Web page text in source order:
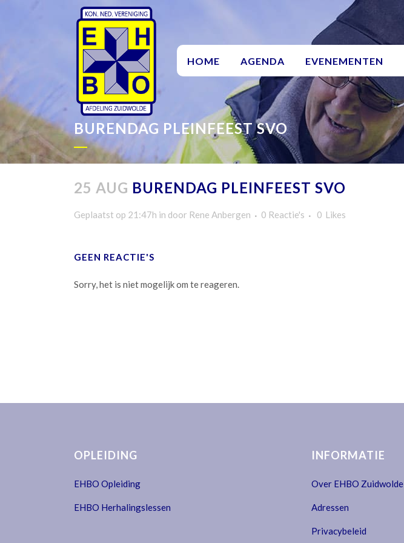
HOME AGENDA EVENEMENTEN
BURENDAG PLEINFEEST SVO
25 AUG BURENDAG PLEINFEEST SVO
Geplaatst op 21:47h in door Rene Anbergen 0 Reactie's 0 Likes
GEEN REACTIE'S
Sorry, het is niet mogelijk om te reageren.
OPLEIDING
EHBO Opleiding
EHBO Herhalingslessen
INFORMATIE
Over EHBO Zuidwolde
Adressen
Privacybeleid